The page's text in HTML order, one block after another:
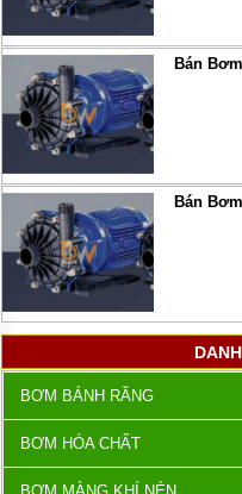
Bán
Bán
BƠM BÁNH RĂNG
BƠM HÓA CHẤT